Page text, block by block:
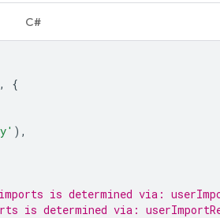
C#
,
{
),
is determined via:
is determined via: